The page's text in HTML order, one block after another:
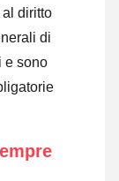
al diritto
di
e sono